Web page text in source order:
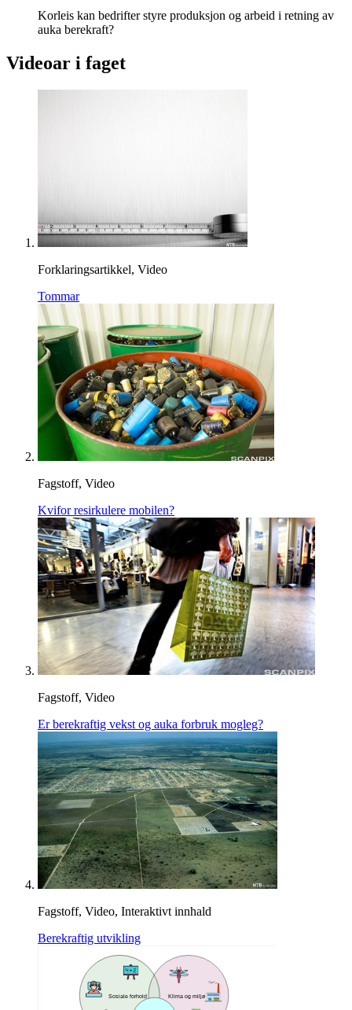
Korleis kan bedrifter styre produksjon og arbeid i retning av
auka berekraft?
Videoar i faget
Forklaringsartikkel, Video
Tommar
Fagstoff, Video
Kvifor resirkulere mobilen?
Fagstoff, Video
Er berekraftig vekst og auka forbruk mogleg?
Fagstoff, Video, Interaktivt innhald
Berekraftig utvikling